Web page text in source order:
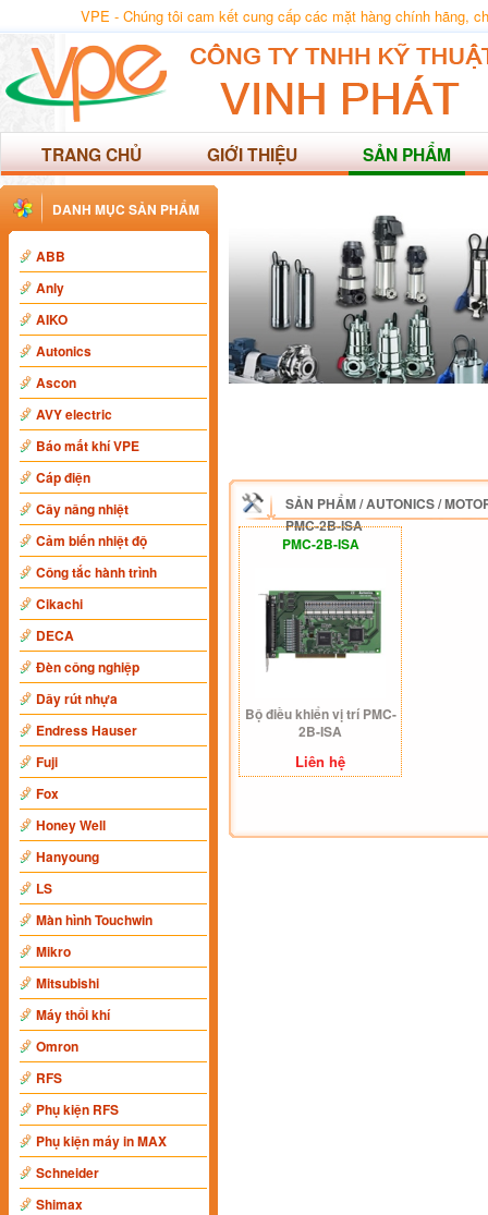
VPE - Chúng tôi cam kết cung cấp các mặt hàng chính hãng,
TRANG CHỦ GIỚI THIỆU SẢN PHẨM
DANH MỤC SẢN PHẨM
ABB
Anly
AIKO
Autonics
Ascon
AVY electric
Báo mất khí VPE
Cáp điện
Cây nâng nhiệt
Cảm biến nhiệt độ
Công tắc hành trình
Cikachi
DECA
Đèn công nghiệp
Dây rút nhựa
Endress Hauser
Fuji
Fox
Honey Well
Hanyoung
LS
Màn hình Touchwin
Mikro
Mitsubishi
Máy thổi khí
Omron
RFS
Phụ kiện RFS
Phụ kiện máy in MAX
Schneider
Shimax
SẢN PHẨM/AUTONICS/
PMC-2B-ISA
PMC-2B-ISA
Bộ điều khiển vị trí PMC-
2B-ISA
Liên hệ